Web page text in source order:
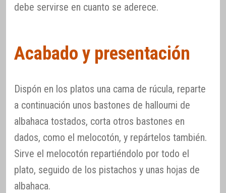
debe servirse en cuanto se aderece.
Acabado y presentación
Dispón en los platos una cama de rúcula, reparte
a continuación unos bastones de halloumi de
albahaca tostados, corta otros bastones en
dados, como el melocotón, y repártelos también.
Sirve el melocotón repartiéndolo por todo el
plato, seguido de los pistachos y unas hojas de
albahaca.